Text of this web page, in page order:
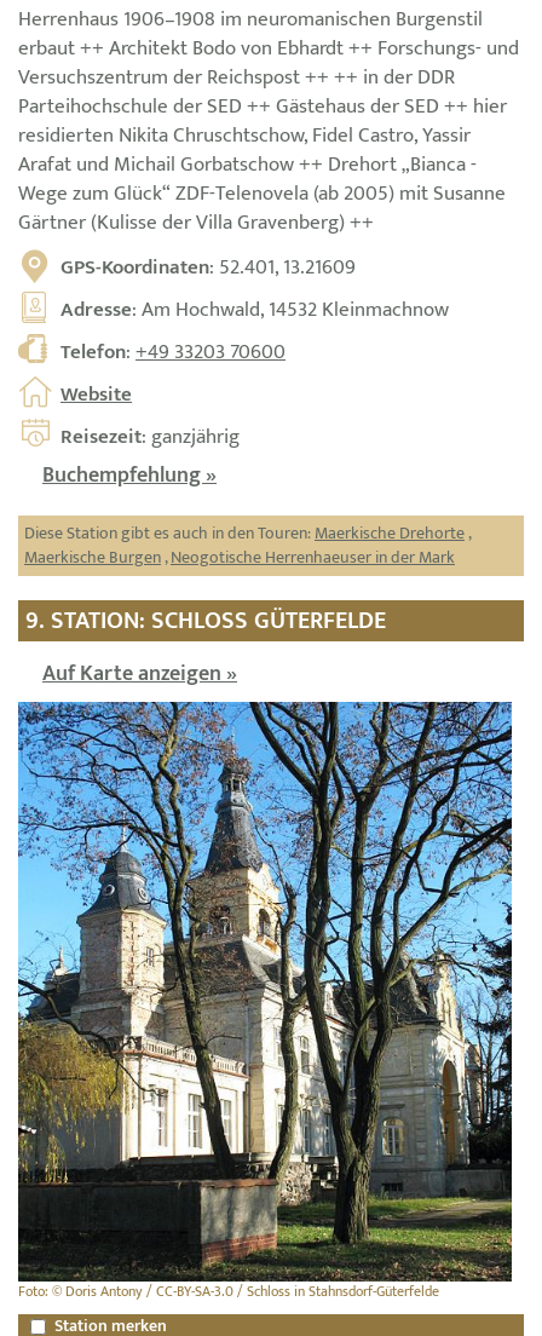
Herrenhaus 1906–1908 im neuromanischen Burgenstil
erbaut ++ Architekt Bodo von Ebhardt ++ Forschungs- und
Versuchszentrum der Reichspost ++ ++ in der DDR
Parteihochschule der SED ++ Gästehaus der SED ++ hier
residierten Nikita Chruschtschow, Fidel Castro, Yassir
Arafat und Michail Gorbatschow ++ Drehort „Bianca -
Wege zum Glück“ ZDF-Telenovela (ab 2005) mit Susanne
Gärtner (Kulisse der Villa Gravenberg) ++
GPS-Koordinaten: 52.401, 13.21609
Adresse: Am Hochwald, 14532 Kleinmachnow
Telefon:+49 33203 70600
Website
Reisezeit: ganzjährig
Buchempfehlung »
Diese Station gibt es auch in den Touren:Maerkische Drehorte,
Maerkische Burgen,Neogotische Herrenhaeuser in der Mark
9. STATION: SCHLOSS GÜTERFELDE
Auf Karte anzeigen »
Foto: © Doris Antony / CC-BY-SA-3.0 / Schloss in Stahnsdorf-Güterfelde
Station merken